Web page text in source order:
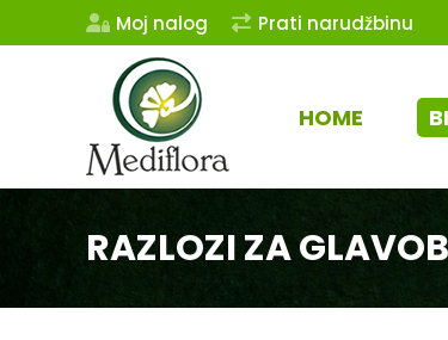
Moj nalog Prati narudžbinu
HOME
RAZLOZI ZA